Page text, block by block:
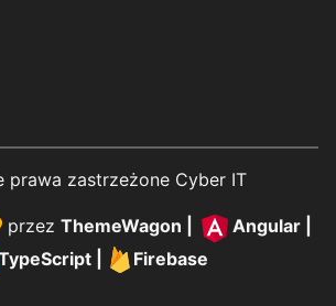
prawa zastrzeżone Cyber IT
przez ThemeWagon Angular|
| Firebase